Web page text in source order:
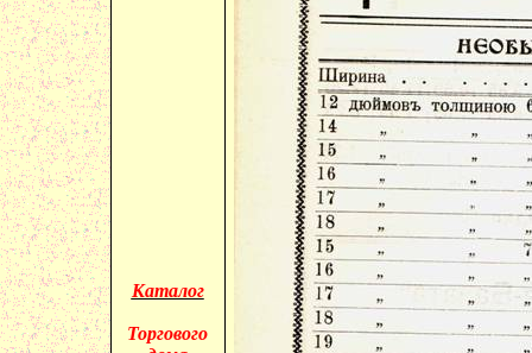
Каталог
Торгового